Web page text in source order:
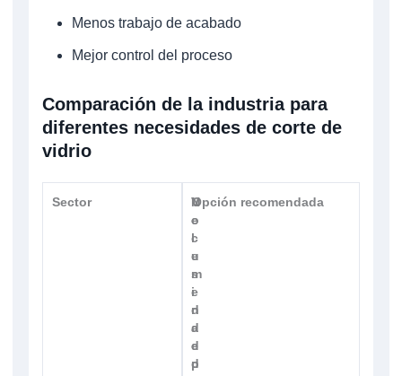
Menos trabajo de acabado
Mejor control del proceso
Comparación de la industria para
diferentes necesidades de corte de
vidrio
Sector
N
e
c
e
s
i
d
a
d
d
V
o
l
u
m
e
n
d
e
p
Opción recomendada